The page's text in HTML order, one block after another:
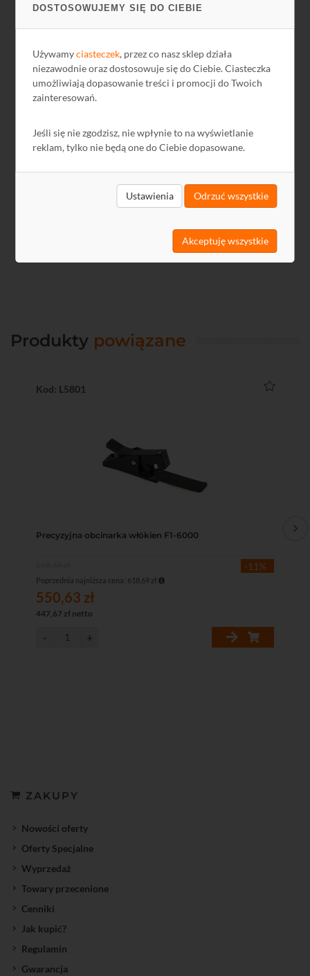
DOSTOSOWUJEMY SIĘ DO CIEBIE
Używamyciasteczek, przez co nasz sklep działa
niezawodnie oraz dostosowuje się do Ciebie. Ciasteczka
umożliwiają dopasowanie treści i promocji do Twoich
zainteresowań.
Jeśli się nie zgodzisz, nie wpłynie to na wyświetlanie
reklam, tylko nie będą one do Ciebie dopasowane.
Ustawienia Odrzuć wszystkie
Akceptuję wszystkie
Pliki do pobrania
GPSR PL - 2024-12-13
Produkty powiązane
Kod: L5801
Precyzyjna obcinarka włókien F1-6000
-11%
Poprzednia najniższa cena: 618,69 zł
550,63 zł
447,67 zł netto
ZAKUPY
Nowości oferty
Oferty Specjalne
Wyprzedaż
Towary przecenione
Cenniki
Jak kupić?
Regulamin
Gwarancja